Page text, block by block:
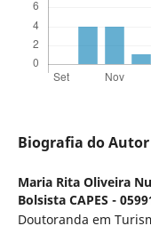
Biografia do Autor
Maria Rita Oliveira
Bolsista CAPES -
Doutoranda em